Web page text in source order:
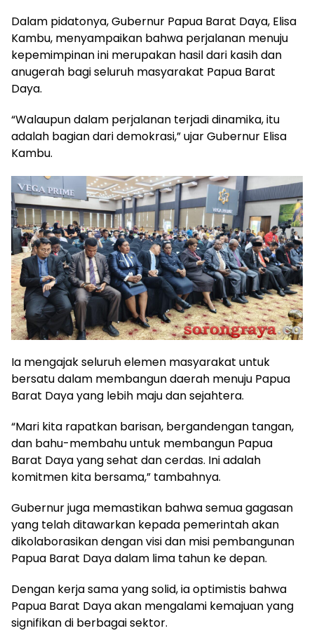
Dalam pidatonya, Gubernur Papua Barat Daya, Elisa
Kambu, menyampaikan bahwa perjalanan menuju
kepemimpinan ini merupakan hasil dari kasih dan
anugerah bagi seluruh masyarakat Papua Barat
Daya.
“Walaupun dalam perjalanan terjadi dinamika, itu
adalah bagian dari demokrasi,” ujar Gubernur Elisa
Kambu.
Ia mengajak seluruh elemen masyarakat untuk
bersatu dalam membangun daerah menuju Papua
Barat Daya yang lebih maju dan sejahtera.
“Mari kita rapatkan barisan, bergandengan tangan,
dan bahu-membahu untuk membangun Papua
Barat Daya yang sehat dan cerdas. Ini adalah
komitmen kita bersama,” tambahnya.
Gubernur juga memastikan bahwa semua gagasan
yang telah ditawarkan kepada pemerintah akan
dikolaborasikan dengan visi dan misi pembangunan
Papua Barat Daya dalam lima tahun ke depan.
Dengan kerja sama yang solid, ia optimistis bahwa
Papua Barat Daya akan mengalami kemajuan yang
signifikan di berbagai sektor.